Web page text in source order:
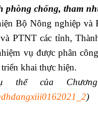
phòng chống, tham
Bộ Nông nghiệp và
PTNT các tỉnh,
vụ được phân
khai thực hiện.
thể của
)